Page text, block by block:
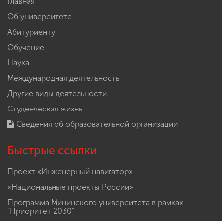
Об университете
Абитуриенту
Обучение
Наука
Международная деятельность
Другие виды деятельности
Студенческая жизнь
Сведения об образовательной организации
Быстрые ссылки
Проект «Инженерный навигатор»
«Национальные проекты России»
Программа Мининского университета в рамках
"Приоритет 2030"